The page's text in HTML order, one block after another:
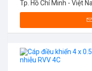
Tp. Hồ Chí Minh - Việt